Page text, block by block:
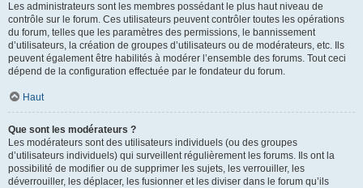
Les administrateurs sont les membres possédant le plus haut niveau de
contrôle sur le forum. Ces utilisateurs peuvent contrôler toutes les opérations
du forum, telles que les paramètres des permissions, le bannissement
d’utilisateurs, la création de groupes d’utilisateurs ou de modérateurs, etc. Ils
peuvent également être habilités à modérer l’ensemble des forums. Tout ceci
dépend de la configuration effectuée par le fondateur du forum.
Haut
Que sont les modérateurs ?
Les modérateurs sont des utilisateurs individuels (ou des groupes
d’utilisateurs individuels) qui surveillent régulièrement les forums. Ils ont la
possibilité de modifier ou de supprimer les sujets, les verrouiller, les
déverrouiller, les déplacer, les fusionner et les diviser dans le forum qu’ils